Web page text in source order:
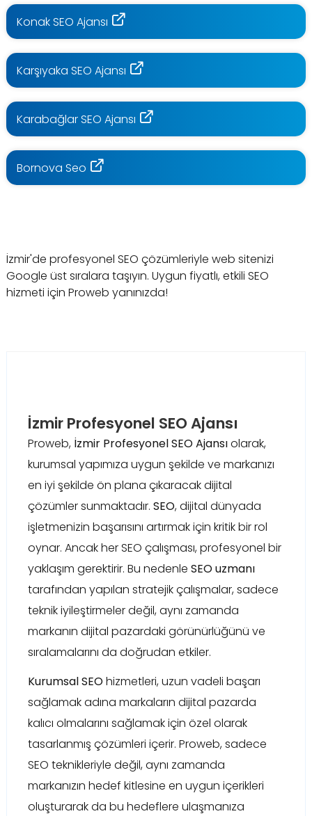
Konak SEO Ajansı
Karşıyaka SEO Ajansı
Karabağlar SEO Ajansı
Bornova Seo
İzmir'de profesyonel SEO çözümleriyle web sitenizi
Google üst sıralara taşıyın. Uygun fiyatlı, etkili SEO
hizmeti için Proweb yanınızda!
İzmir Profesyonel SEO Ajansı
Proweb, İzmir Profesyonel SEO Ajansıolarak,
kurumsal yapımıza uygun şekilde ve markanızı
en iyi şekilde ön plana çıkaracak dijital
çözümler sunmaktadır. SEO, dijital dünyada
işletmenizin başarısını artırmak için kritik bir rol
oynar. Ancak her SEO çalışması, profesyonel bir
yaklaşım gerektirir. Bu nedenle SEO uzmanı
tarafından yapılan stratejik çalışmalar, sadece
teknik iyileştirmeler değil, aynı zamanda
markanın dijital pazardaki görünürlüğünü ve
sıralamalarını da doğrudan etkiler.
Kurumsal SEOhizmetleri, uzun vadeli başarı
sağlamak adına markaların dijital pazarda
kalıcı olmalarını sağlamak için özel olarak
tasarlanmış çözümleri içerir. Proweb, sadece
SEO teknikleriyle değil, aynı zamanda
markanızın hedef kitlesine en uygun içerikleri
oluşturarak da bu hedeflere ulaşmanıza